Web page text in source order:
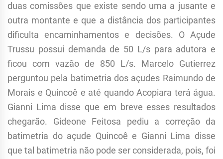
duas comissões que existe sendo uma a jusante e
outra montante e que a distância dos participantes
dificulta encaminhamentos e decisões. O Açude
Trussu possui demanda de 50 L/s para adutora e
ficou com vazão de 850 L/s. Marcelo Gutierrez
perguntou pela batimetria dos açudes Raimundo de
Morais e Quincoê e até quando Acopiara terá água.
Gianni Lima disse que em breve esses resultados
chegarão. Gideone Feitosa pediu a correção da
batimetria do açude Quincoê e Gianni Lima disse
que tal batimetria não pode ser considerada, pois, foi